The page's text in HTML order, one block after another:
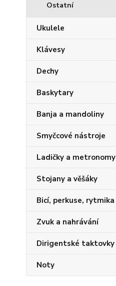
Ostatní
Ukulele
Klávesy
Dechy
Baskytary
Banja a mandoliny
Smyčcové nástroje
Ladičky a metronomy
Stojany a věšáky
Bicí, perkuse, rytmika
Zvuk a nahrávání
Dirigentské taktovky
Noty